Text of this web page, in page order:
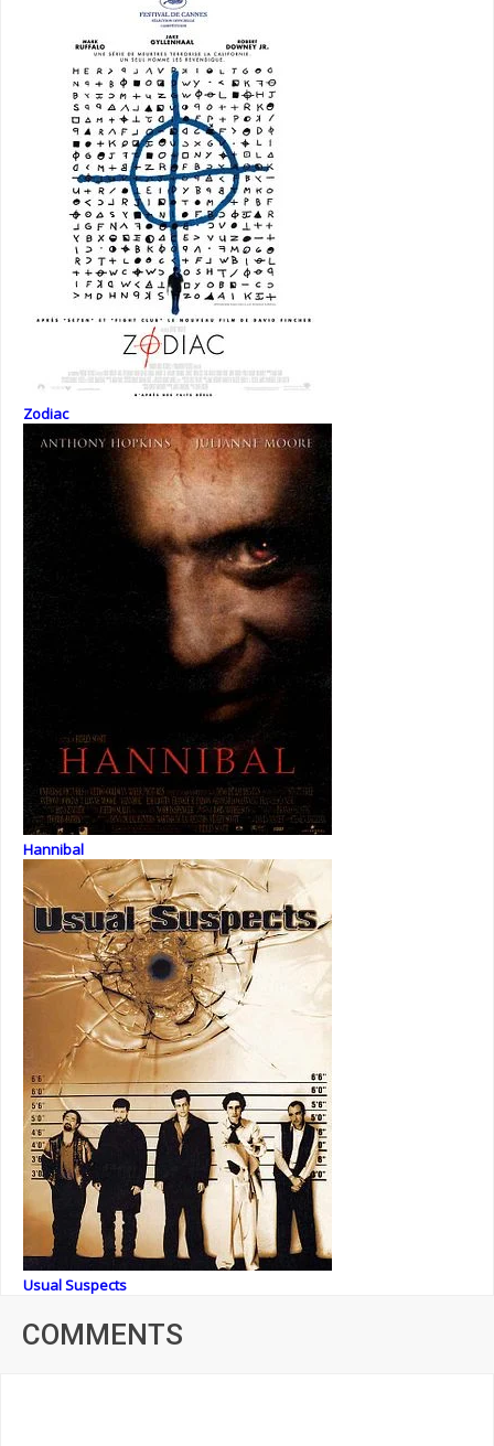
Zodiac
Hannibal
Usual Suspects
COMMENTS